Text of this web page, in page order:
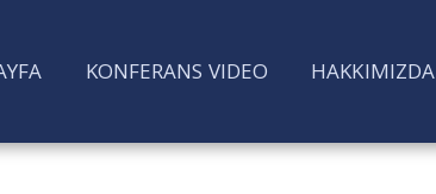
KONFERANS VIDEO HAKKIMIZDA